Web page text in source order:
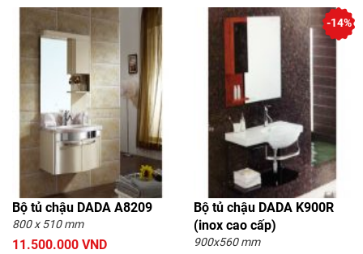
Bộ tủ chậu DADA A8209
800 x 510 mm
11.500.000 VND
Bộ tủ chậu DADA K900R
(inox cao cấp)
900x560 mm
-14%